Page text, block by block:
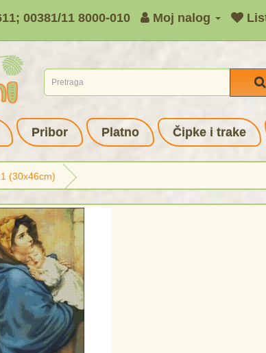
00381/11 8000-010 Moj nalog
Pribor Platno Čipke i trake
(30x46cm)